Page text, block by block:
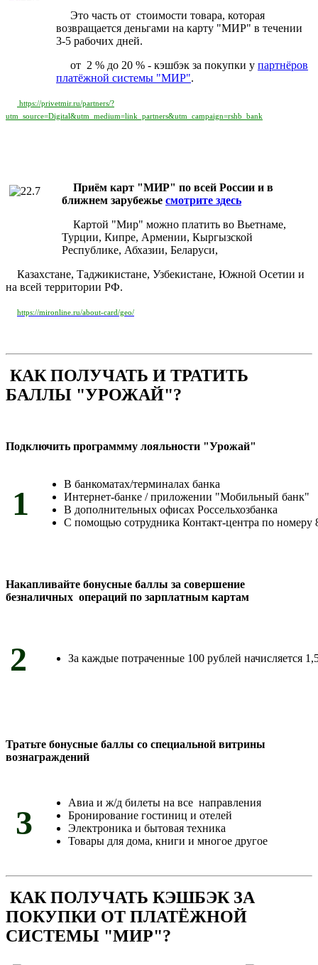
Это часть от стоимости товара, которая
возвращается деньгами на карту "МИР" в течении
3-5 рабочих дней.
от 2 % до 20 % - кэшбэк за покупки у партнёров
платёжной системы "МИР".
https://privetmir.ru/partners/?
utm_source=Digital&utm_medium=link_partners&utm_campaign=rshb_bank
Приём карт "МИР" по всей России и в
ближнем зарубежье смотрите здесь
Картой "Мир" можно платить во Вьетнаме,
Турции, Кипре, Армении, Кыргызской
Республике, Абхазии, Беларуси,
Казахстане, Таджикистане, Узбекистане, Южной Осетии и
на всей территории РФ.
https://mironline.ru/about-card/geo/
КАК ПОЛУЧАТЬ И ТРАТИТЬ
БАЛЛЫ "УРОЖАЙ"?
Подключить программму лояльности "Урожай"
1
В банкоматах/терминалах банка
Интернет-банке / приложении "Мобильный банк"
В дополнительных офисах Россельхозбанка
С помощью сотрудника Контакт-центра по номеру
Накапливайте бонусные баллы за совершение
безналичных операций по зарплатным картам
2 За каждые потраченные 100 рублей начисляется
Тратьте бонусные баллы со специальной витрины
вознаграждений
3
Авиа и ж/д билеты на все направления
Бронирование гостиниц и отелей
Электроника и бытовая техника
Товары для дома, книги и многое другое
КАК ПОЛУЧАТЬ КЭШБЭК ЗА
ПОКУПКИ ОТ ПЛАТЁЖНОЙ
СИСТЕМЫ "МИР"?